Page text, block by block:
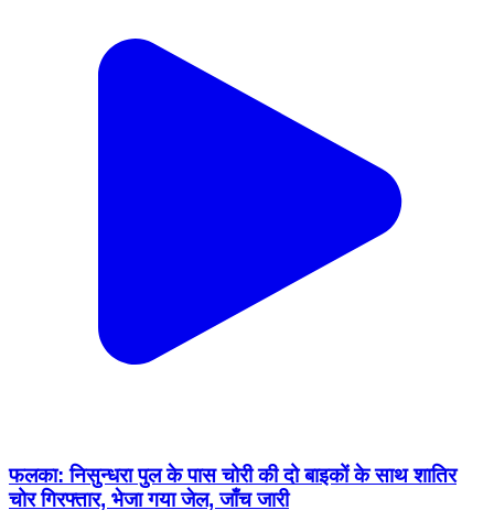
फलका: निसुन्धरा पुल के पास चोरी की दो बाइकों के साथ शातिर
चोर गिरफ्तार, भेजा गया जेल, जाँच जारी